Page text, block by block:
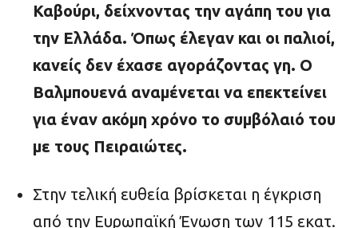
Καβούρι, δείχνοντας την αγάπη του για
την Ελλάδα. Όπως έλεγαν και οι παλιοί,
κανείς δεν έχασε αγοράζοντας γη. Ο
Βαλμπουενά αναμένεται να επεκτείνει
για έναν ακόμη χρόνο το συμβόλαιό του
με τους Πειραιώτες.
Στην τελική ευθεία βρίσκεται η έγκριση
από την Ευρωπαϊκή Ένωση των 115 εκατ.